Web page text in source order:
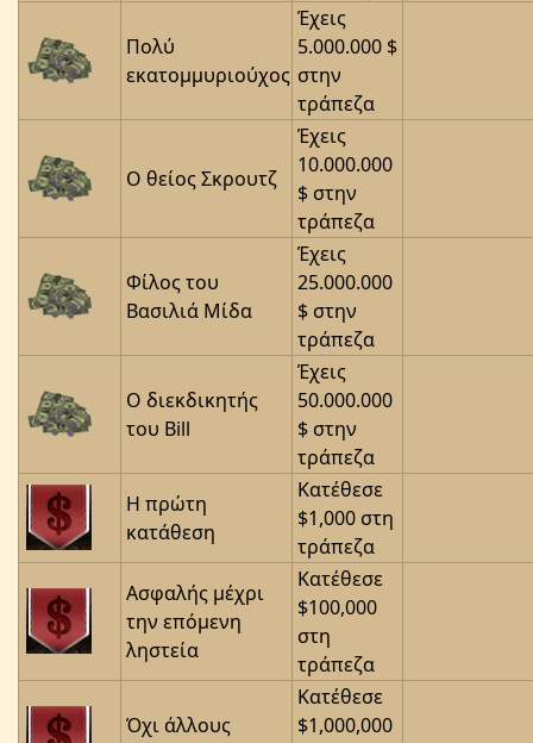
Πολύ
εκατομμυριούχος
Έχεις
5.000.000 $
στην
τράπεζα
Ο θείος Σκρουτζ
Έχεις
10.000.000
$ στην
τράπεζα
Φίλος του
Βασιλιά Μίδα
Έχεις
25.000.000
$ στην
τράπεζα
Ο διεκδικητής
του Bill
Έχεις
50.000.000
$ στην
τράπεζα
Η πρώτη
κατάθεση
Κατέθεσε
$1,000 στη
τράπεζα
Ασφαλής μέχρι
την επόμενη
ληστεία
Κατέθεσε
$100,000
στη
τράπεζα
Όχι άλλους
Κατέθεσε
$1,000,000